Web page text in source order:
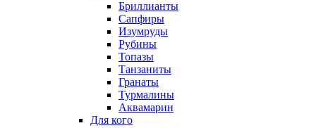
Бриллианты
Сапфиры
Изумруды
Рубины
Топазы
Танзаниты
Гранаты
Турмалины
Аквамарин
Для кого